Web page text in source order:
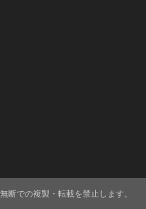
断での複製・転載を禁止します。